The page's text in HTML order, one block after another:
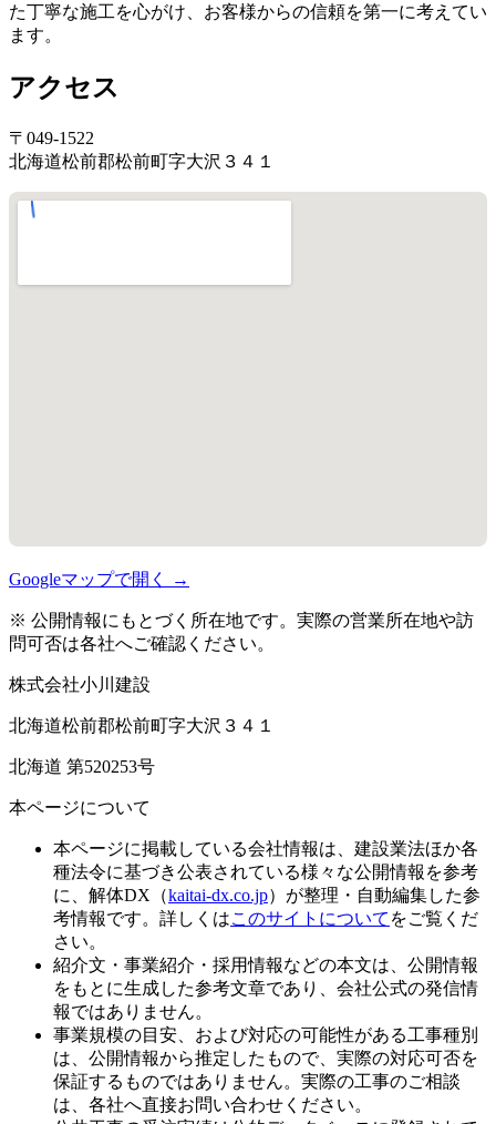
た丁寧な施工を心がけ、お客様からの信頼を第一に考えてい
ます。
アクセス
〒049-1522
北海道松前郡松前町字大沢３４１
Googleマップで開く →
※ 公開情報にもとづく所在地です。実際の営業所在地や訪
問可否は各社へご確認ください。
株式会社小川建設
北海道松前郡松前町字大沢３４１
北海道 第520253号
本ページについて
本ページに掲載している会社情報は、建設業法ほか各
種法令に基づき公表されている様々な公開情報を参考
に、解体DX（kaitai-dx.co.jp）が整理・自動編集した参
考情報です。詳しくはこのサイトについて をご覧くだ
さい。
紹介文・事業紹介・採用情報などの本文は、公開情報
をもとに生成した参考文章であり、会社公式の発信情
報ではありません。
事業規模の目安、および対応の可能性がある工事種別
は、公開情報から推定したもので、実際の対応可否を
保証するものではありません。実際の工事のご相談
は、各社へ直接お問い合わせください。